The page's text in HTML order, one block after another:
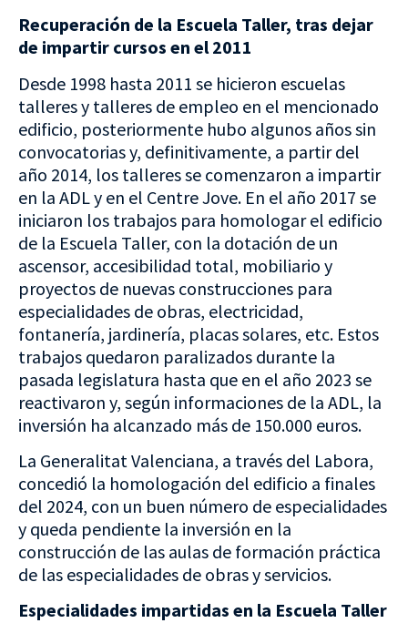
Recuperación de la Escuela Taller, tras dejar
de impartir cursos en el 2011
Desde 1998 hasta 2011 se hicieron escuelas
talleres y talleres de empleo en el mencionado
edificio, posteriormente hubo algunos años sin
convocatorias y, definitivamente, a partir del
año 2014, los talleres se comenzaron a impartir
en la ADL y en el Centre Jove. En el año 2017 se
iniciaron los trabajos para homologar el edificio
de la Escuela Taller, con la dotación de un
ascensor, accesibilidad total, mobiliario y
proyectos de nuevas construcciones para
especialidades de obras, electricidad,
fontanería, jardinería, placas solares, etc. Estos
trabajos quedaron paralizados durante la
pasada legislatura hasta que en el año 2023 se
reactivaron y, según informaciones de la ADL, la
inversión ha alcanzado más de 150.000 euros.
La Generalitat Valenciana, a través del Labora,
concedió la homologación del edificio a finales
del 2024, con un buen número de especialidades
y queda pendiente la inversión en la
construcción de las aulas de formación práctica
de las especialidades de obras y servicios.
Especialidades impartidas en la Escuela Taller